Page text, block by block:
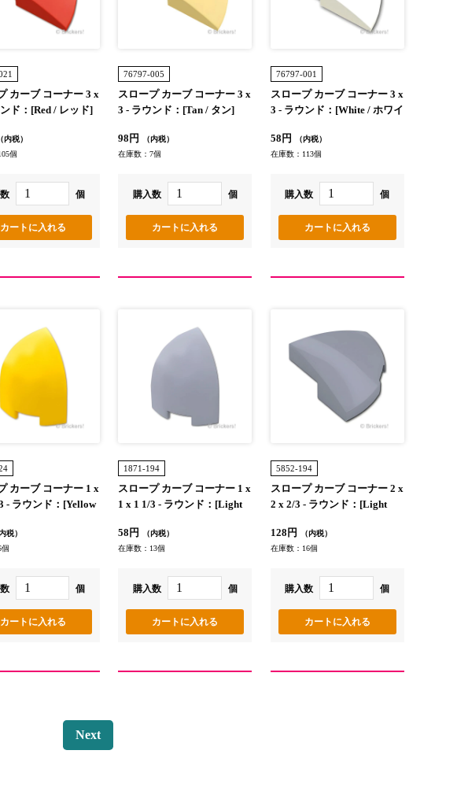
カーブ コーナー 3 x
ド：[Red / レッド]
（内税）
個
個
76797-005
スロープ カーブ コーナー 3 x
3 - ラウンド：[Tan / タン]
98円
（内税）
在庫数：7個
購入数 個
76797-001
スロープ カーブ コーナー 3 x
3 - ラウンド：[White / ホワイ
58円
（内税）
在庫数：113個
購入数 個
カーブ コーナー 1 x
- ラウンド：[Yellow
税）
個
1871-194
スロープ カーブ コーナー 1 x
1 x 1 1/3 - ラウンド：[Light
58円
（内税）
在庫数：13個
購入数 個
5852-194
スロープ カーブ コーナー 2 x
2 x 2/3 - ラウンド：[Light
128円
（内税）
在庫数：16個
購入数 個
Next